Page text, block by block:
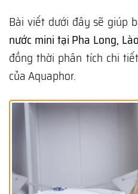
Bài viết dưới đây sẽ giúp
nước mini tại Pha Long,
đồng thời phân tích chi
của Aquaphor.